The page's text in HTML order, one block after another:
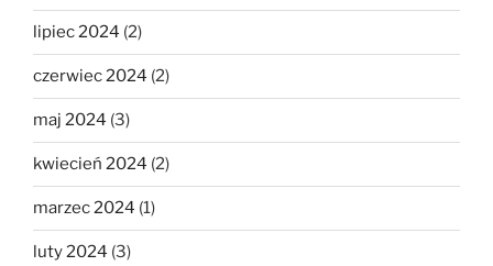
lipiec 2024 (2)
czerwiec 2024 (2)
maj 2024 (3)
kwiecień 2024 (2)
marzec 2024 (1)
luty 2024 (3)